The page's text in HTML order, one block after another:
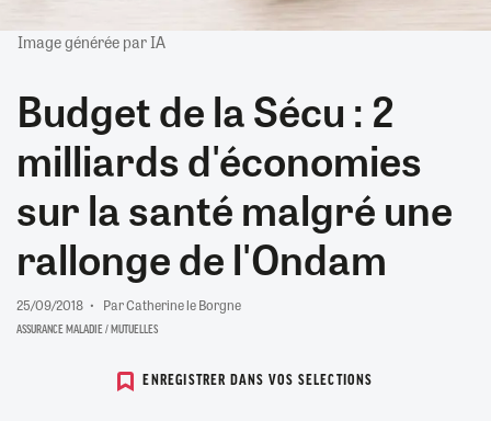
Image générée par IA
Budget de la Sécu : 2
milliards d'économies
sur la santé malgré une
rallonge de l'Ondam
25/09/2018 Par Catherine le Borgne
ASSURANCE MALADIE / MUTUELLES
ENREGISTRER DANS VOS SELECTIONS